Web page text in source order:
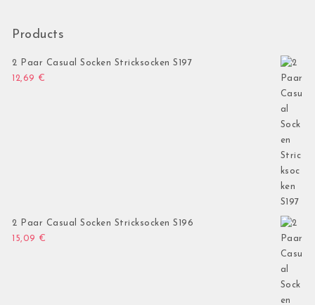
Products
2 Paar Casual Socken Stricksocken S197
12,69 €
2 Paar Casual Socken Stricksocken S196
15,09 €